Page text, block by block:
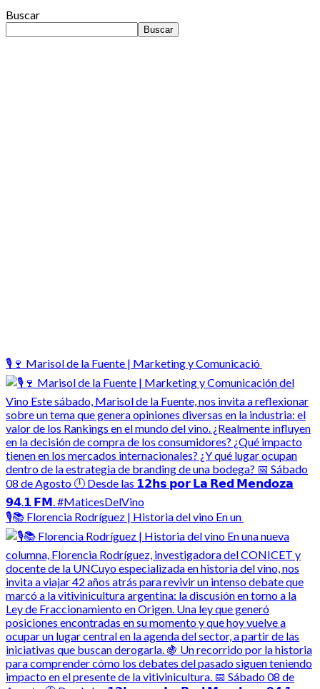
Buscar
Buscar
🎙️🍷 Marisol de la Fuente | Marketing y Comunicació
🎙️📚 Florencia Rodríguez | Historia del vino En un